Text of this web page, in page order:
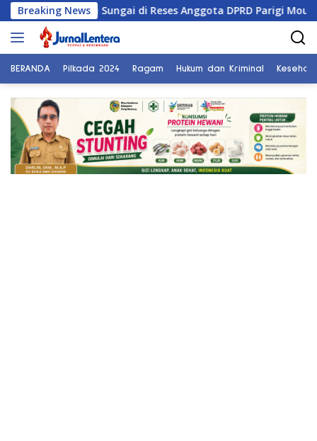
Langsung
ke
konten
Breaking News
Sungai di Reses Anggota DPRD Parigi Moutong
BERANDA Pilkada 2024 Ragam Hukum dan Kriminal